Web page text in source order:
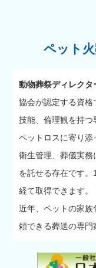
ペット
動物葬祭ディレクタ
協会が認定する資格
技能、倫理観を持つ
ペットロスに寄り添
衛生管理、葬儀実
を託せる存在です
経て取得できます。
近年、ペットの家
頼できる葬送の専門